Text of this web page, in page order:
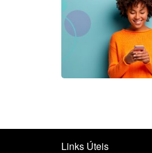
Links Úteis